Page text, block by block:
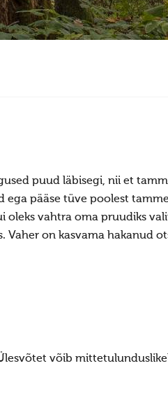
puud läbisegi, nii et
ega pääse tüve poolest
oleks vahtra oma pruudiks
Vaher on kasvama hakanud
võib